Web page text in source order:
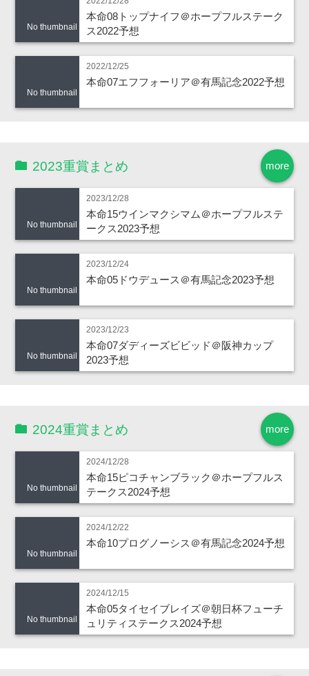
No thumbnail
本命08トップナイフ＠ホープフルステーク
ス2022予想
No thumbnail
2022/12/25
本命07エフフォーリア＠有馬記念2022予想
more
2023重賞まとめ
No thumbnail
2023/12/28
本命15ウインマクシマム＠ホープフルステ
ークス2023予想
No thumbnail
2023/12/24
本命05ドウデュース＠有馬記念2023予想
No thumbnail
2023/12/23
本命07ダディーズビビッド＠阪神カップ
2023予想
more
2024重賞まとめ
No thumbnail
2024/12/28
本命15ピコチャンブラック＠ホープフルス
テークス2024予想
No thumbnail
2024/12/22
本命10プログノーシス＠有馬記念2024予想
No thumbnail
2024/12/15
本命05タイセイブレイズ＠朝日杯フューチ
ュリティステークス2024予想